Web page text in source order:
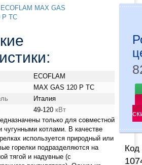
ECOFLAM
MAX GAS 120 P TC
Италия
49-120 кВт
только для совместной
чугунными котлами. В качестве
используется природный или
горелки подразделяются на
тягой и надувные (с
Код